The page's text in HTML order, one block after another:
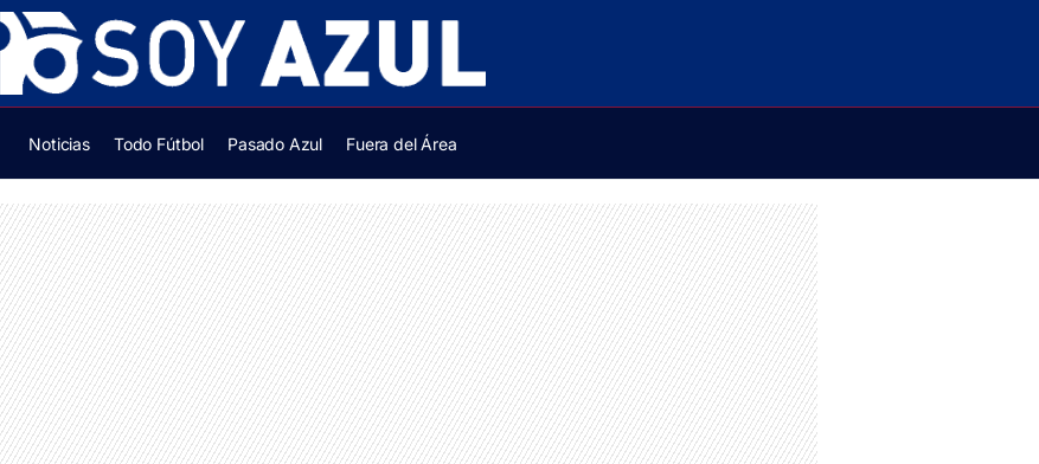
Noticias Todo Fútbol Pasado Azul Fuera del Área